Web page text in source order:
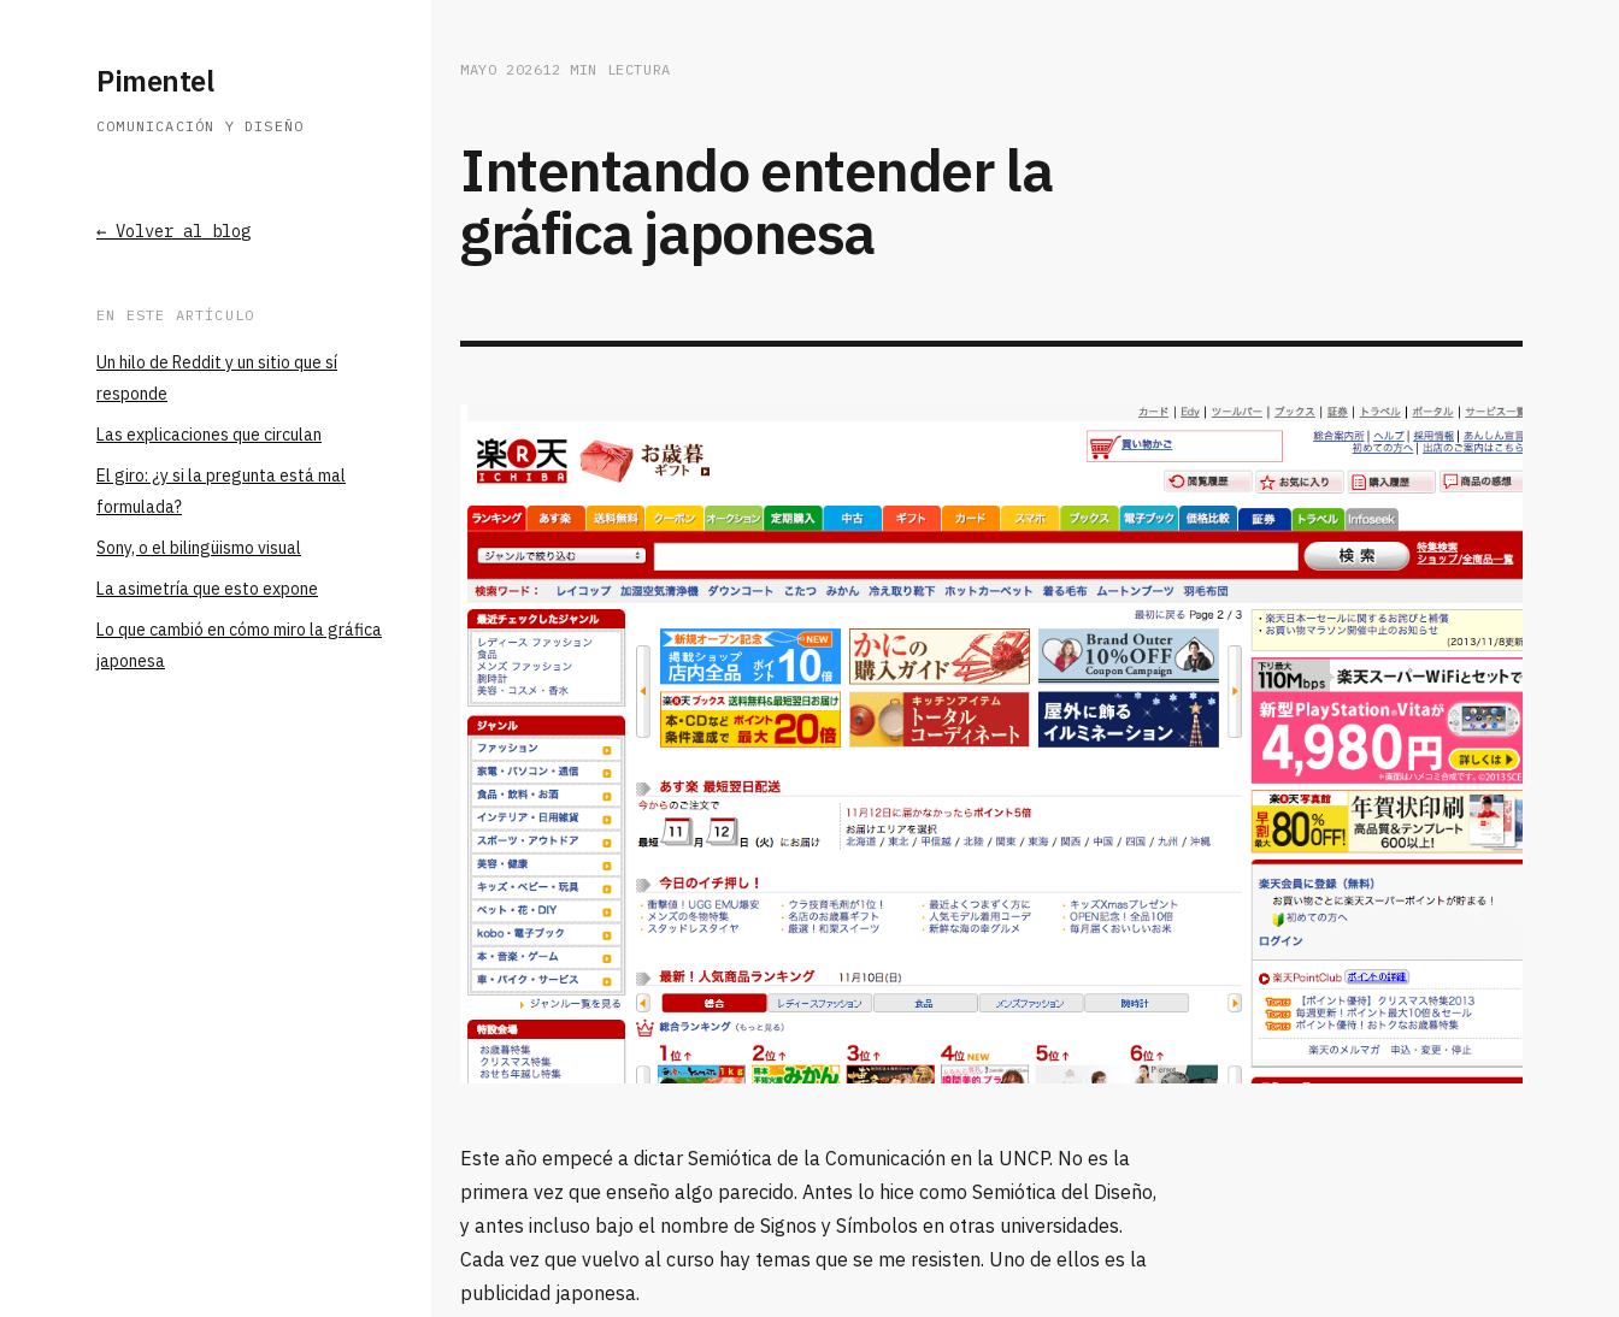
Pimentel
COMUNICACIÓN Y DISEÑO
← Volver al blog
EN ESTE ARTÍCULO
Un hilo de Reddit y un sitio que sí
responde
Las explicaciones que circulan
El giro: ¿y si la pregunta está mal
formulada?
Sony, o el bilingüismo visual
La asimetría que esto expone
Lo que cambió en cómo miro la gráfica
japonesa
MAYO 202612 MIN LECTURA
Intentando entender la
gráfica japonesa
Este año empecé a dictar Semiótica de la Comunicación en la UNCP. No es la
primera vez que enseño algo parecido. Antes lo hice como Semiótica del Diseño,
y antes incluso bajo el nombre de Signos y Símbolos en otras universidades.
Cada vez que vuelvo al curso hay temas que se me resisten. Uno de ellos es la
publicidad japonesa.